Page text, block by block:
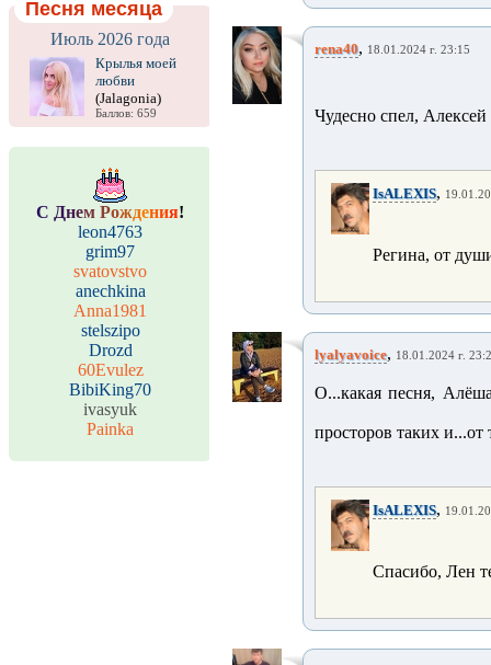
Песня месяца
Июль 2026 года
Крылья моей
любви
(Jalagonia)
Баллов: 659
С Днем Рождения!
leon4763
grim97
svatovstvo
anechkina
Anna1981
stelszipo
Drozd
60Evulez
BibiKing70
ivasyuk
Painka
rena40, 18.01.2024 г. 23:15
Чудесно спел, Алексей
IsALEXIS,
Регина, от
lyalyavoice, 18.01.2024 г.
О...какая песня,
просторов таких
IsALEXIS,
Спасибо, Лен